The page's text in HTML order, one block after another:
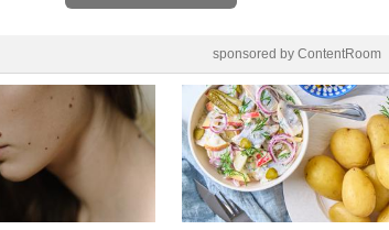
sponsored by ContentRoom